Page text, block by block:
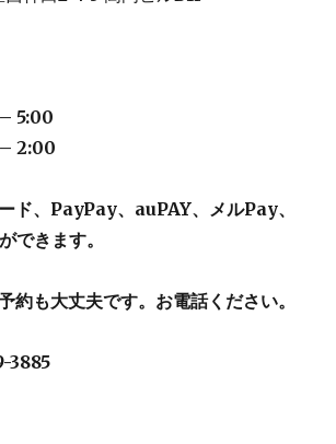
5:00
2:00
ド、PayPay、auPAY、メルPay、
できます。
約も大丈夫です。お電話ください。
3885